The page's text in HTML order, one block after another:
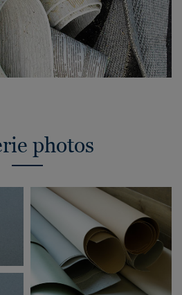
photos